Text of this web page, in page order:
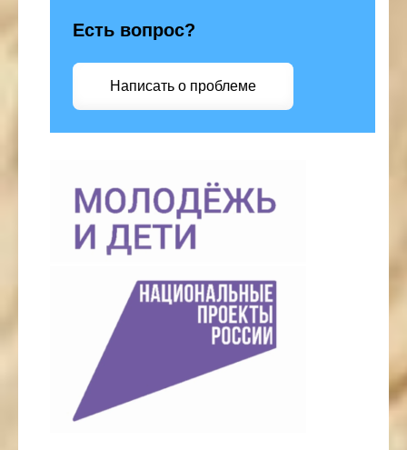
Есть вопрос?
Написать о проблеме